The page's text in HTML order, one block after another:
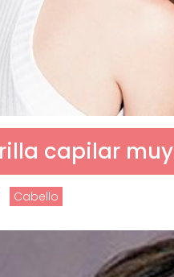
capilar
Cabello